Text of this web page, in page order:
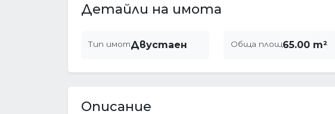
Детайли на имота
Тип имотДвустаен Обща площ65.00 m²
Описание